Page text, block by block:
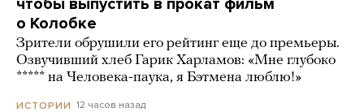
чтобы выпустить в прокат фильм
о Колобке
Зрители обрушили его рейтинг еще до премьеры.
Озвучивший хлеб Гарик Харламов: «Мне глубоко
***** на Человека-паука, я Бэтмена люблю!»
ИСТОРИИ 12 часов назад